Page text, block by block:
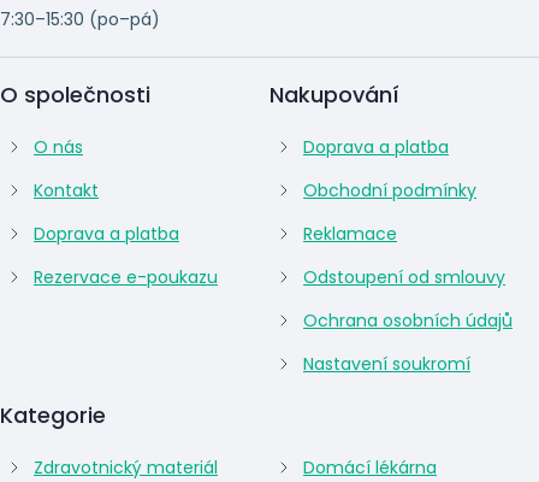
7:30–15:30 (po–pá)
O společnosti
O nás
Kontakt
Doprava a platba
Rezervace e-poukazu
Kategorie
Zdravotnický materiál
Domácí lékárna
Nakupování
Doprava a platba
Obchodní podmínky
Reklamace
Odstoupení od smlouvy
Ochrana osobních údajů
Nastavení soukromí